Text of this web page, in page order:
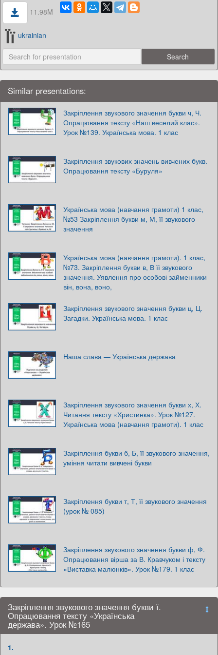
11.98M
ukrainian
Similar presentations:
Закріплення звукового значення букви ч, Ч.
Опрацювання тексту «Наш веселий клас».
Урок №139. Українська мова. 1 клас
Закріплення звукових значень вивчених букв.
Опрацювання тексту «Буруля»
Українська мова (навчання грамоти) 1 клас,
№53 Закріплення букви м, М, її звукового
значення
Українська мова (навчання грамоти). 1 клас,
№73. Закріплення букви в, В її звукового
значення. Уявлення про особові займенники
він, вона, воно,
Закріплення звукового значення букви ц, Ц.
Загадки. Українська мова. 1 клас
Наша слава — Українська держава
Закріплення звукового значення букви х, Х.
Читання тексту «Христинка». Урок №127.
Українська мова (навчання грамоти). 1 клас
Закріплення букви б, Б, її звукового значення,
уміння читати вивчені букви
Закріплення букви т, Т, її звукового значення
(урок № 085)
Закріплення звукового значення букви ф, Ф.
Опрацювання вірша за В. Кравчуком і тексту
«Виставка малюнків». Урок №179. 1 клас
Закріплення звукового значення букви ї.
Опрацювання тексту «Українська
держава». Урок №165
1.